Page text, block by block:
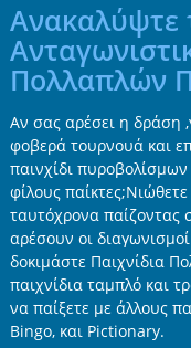
Ανακαλύψτε
Πολλαπλών
Αν σας αρέσει η δράση
φοβερά τουρνουά και
παινχίδι
φίλους
ταυτόχρονα παίζοντας
αρέσουν οι
δοκιμάστε Παιχνίδια
παιχνίδια ταμπλό και
να παίξετε με άλλους
Bingo, και Pictionary.